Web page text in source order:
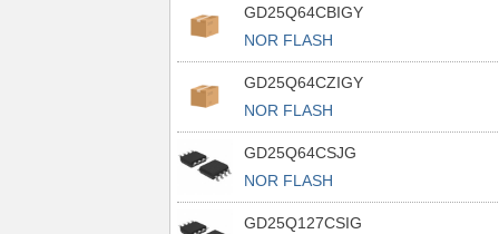
GD25Q64CBIGY
NOR FLASH
GD25Q64CZIGY
NOR FLASH
GD25Q64CSJG
NOR FLASH
GD25Q127CSIG